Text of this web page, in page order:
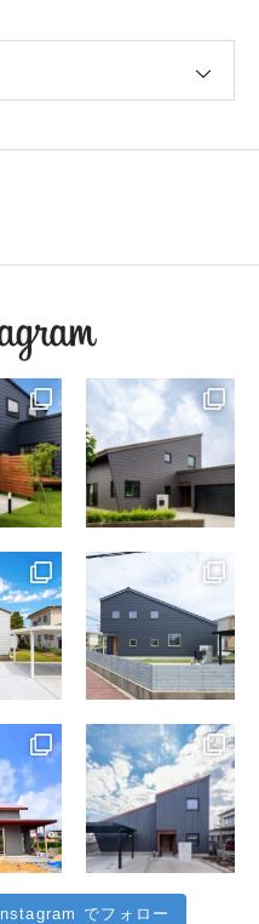
Instagram でフォロー